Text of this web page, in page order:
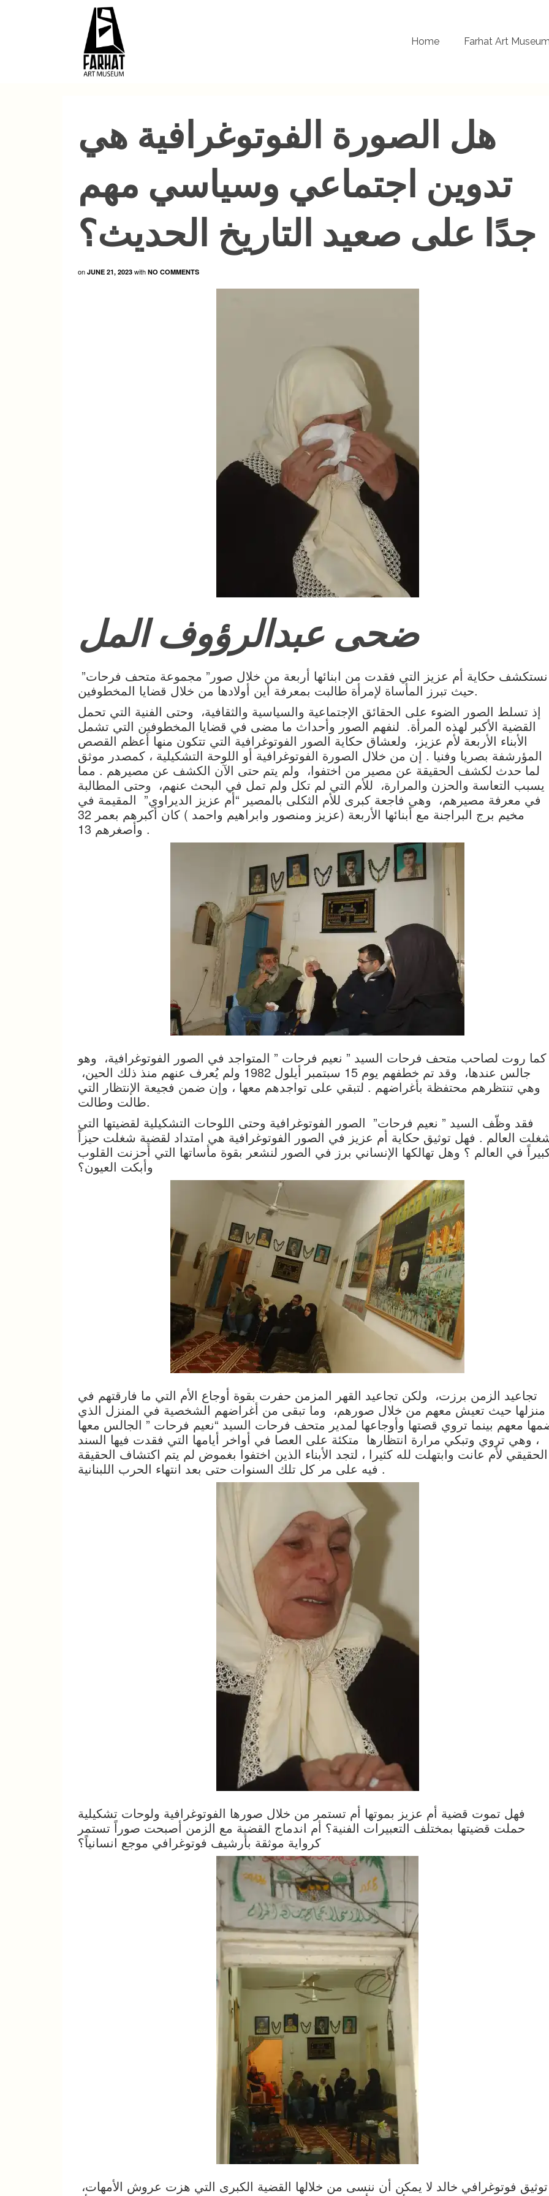
Home Farhat Art
هل الصورة الفوتوغرافية هي
تدوين اجتماعي وسياسي مهم
جدًا على صعيد التاريخ الحديث؟
on JUNE 21, 2023 with NO COMMENTS
ضحى عبدالرؤوف المل
نستكشف حكاية أم عزيز التي فقدت من ابنائها أربعة من خلال صور” مجموعة متحف فرحات”
حيث تبرز المأساة لإمرأة طالبت بمعرفة أين أولادها من خلال قضايا المخطوفين.
إذ تسلط الصور الضوء على الحقائق الإجتماعية والسياسية والثقافية، وحتى الفنية التي تحمل
القضية الأكبر لهذه المرأة. لنفهم الصور وأحداث ما مضى في قضايا المخطوفين التي تشمل
الأبناء الأربعة لأم عزيز، ولعشاق حكاية الصور الفوتوغرافية التي تتكون منها أعظم القصص
المؤرشفة بصريا وفنيا . إن من خلال الصورة الفوتوغرافية أو اللوحة التشكيلية ، كمصدر موثق
لما حدث لكشف الحقيقة عن مصير من اختفوا، ولم يتم حتى الآن الكشف عن مصيرهم . مما
يسبب التعاسة والحزن والمرارة، للأم التي لم تكل ولم تمل في البحث عنهم، وحتى المطالبة
في معرفة مصيرهم، وهي فاجعة كبرى للأم الثكلى بالمصير “أم عزيز الديراوي” المقيمة في
مخيم برج البراجنة مع أبنائها الأربعة (عزيز ومنصور وابراهيم واحمد ) كان أكبرهم بعمر 32
وأصغرهم 13 .
كما روت لصاحب متحف فرحات السيد ” نعيم فرحات ” المتواجد في الصور الفوتوغرافية، وهو
جالس عندها، وقد تم خطفهم يوم 15 سبتمبر أيلول 1982 ولم يُعرف عنهم منذ ذلك الحين،
وهي تنتظرهم محتفظة بأغراضهم . لتبقي على تواجدهم معها ، وإن ضمن فجيعة الإنتظار التي
طالت وطالت.
فقد وظّف السيد ” نعيم فرحات” الصور الفوتوغرافية وحتى اللوحات التشكيلية لقضيتها التي
العالم . فهل توثيق حكاية أم عزيز في الصور الفوتوغرافية هي امتداد لقضية شغلت حيزاً
في العالم ؟ وهل تهالكها الإنساني برز في الصور لنشعر بقوة مأساتها التي أحزنت القلوب
وأبكت العيون؟
تجاعيد الزمن برزت، ولكن تجاعيد القهر المزمن حفرت بقوة أوجاع الأم التي ما فارقتهم في
منزلها حيث تعيش معهم من خلال صورهم، وما تبقى من أغراضهم الشخصية في المنزل الذي
معهم بينما تروي قصتها وأوجاعها لمدير متحف فرحات السيد “نعيم فرحات ” الجالس معها
، وهي تروي وتبكي مرارة انتظارها متكئة على العصا في أواخر أيامها التي فقدت فيها السند
الحقيقي لأم عانت وابتهلت لله كثيرا ، لتجد الأبناء الذين اختفوا بغموض لم يتم اكتشاف الحقيقة
فيه على مر كل تلك السنوات حتى بعد انتهاء الحرب اللبنانية .
فهل تموت قضية أم عزيز بموتها أم تستمر من خلال صورها الفوتوغرافية ولوحات تشكيلية
حملت قضيتها بمختلف التعبيرات الفنية؟ أم اندماج القضية مع الزمن أصبحت صوراً تستمر
كرواية موثقة بأرشيف فوتوغرافي موجع انسانياً؟
توثيق فوتوغرافي خالد لا يمكن أن ننسى من خلالها القضية الكبرى التي هزت عروش الأمهات،